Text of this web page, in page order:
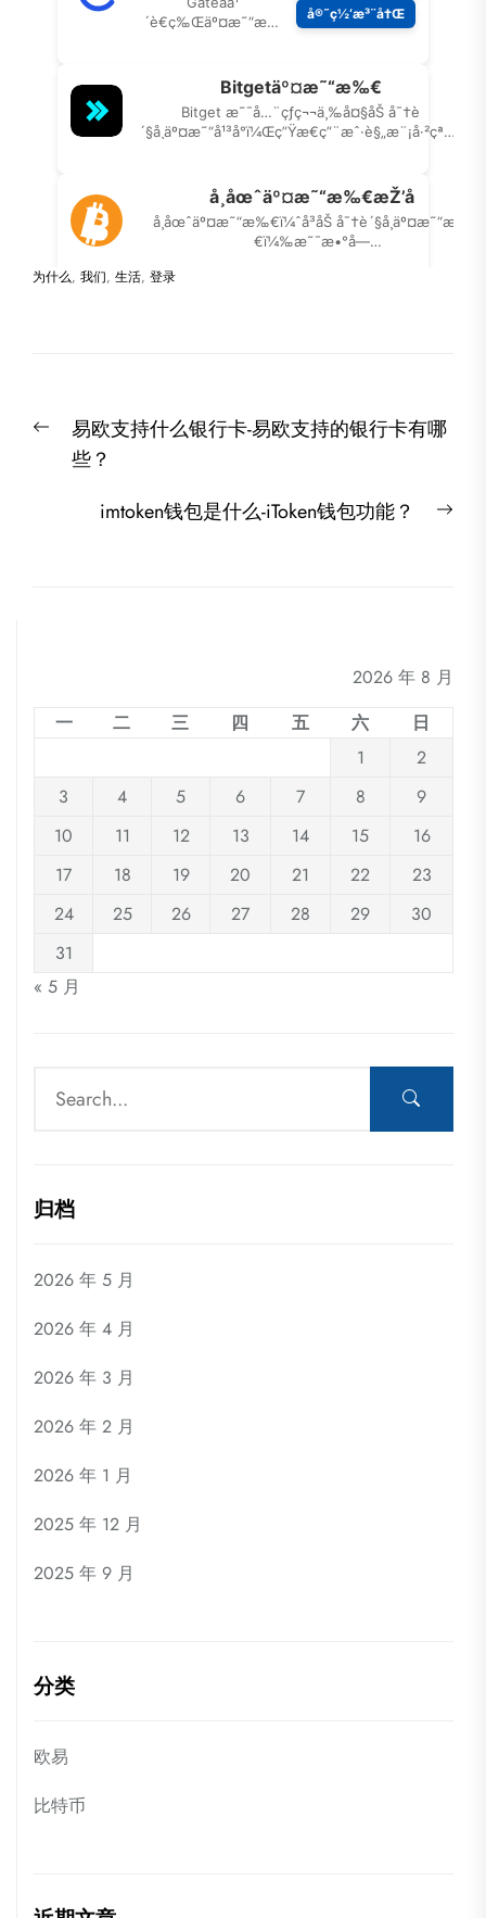
为什么, 我们, 生活, 登录
章
Previous易欧支持什么银行卡-易欧支持的银行卡有哪
些？
imtoken钱包是什么-iToken钱包功能？
2026 年 8 月
一
二 三 四 五 六
日
1
2
3
4 5 6 7 8
9
10
11 12 13 14 15
16
17
18 19 20 21 22
23
24
25 26 27 28 29
30
31
« 5 月
归档
2026 年 5 月
2026 年 4 月
2026 年 3 月
2026 年 2 月
2026 年 1 月
2025 年 12 月
2025 年 9 月
分类
欧易
比特币